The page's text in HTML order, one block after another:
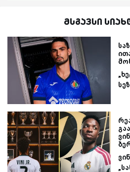
მსგავსი